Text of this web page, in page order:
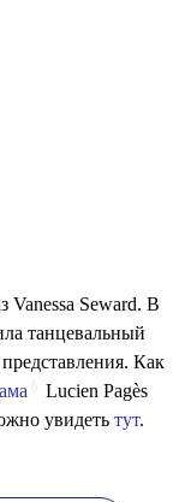
Seward. В
танцевальный
Как
Lucien Pagès
увидеть тут.